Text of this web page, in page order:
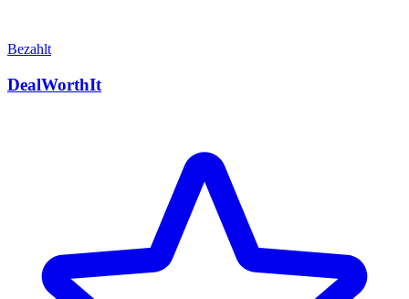
Bezahlt
DealWorthIt